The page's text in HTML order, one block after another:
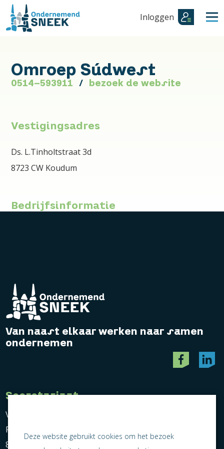
Inloggen
Omroep Súdwest
0514-593911 bezoek de website
Vestigingsadres
Ds. L.Tinholtstraat 3d
8723 CW Koudum
Bedrijfsinformatie
Van naast elkaar werken naar samen
ondernemen
Secretariaat
Vereniging Ondernemend Sneek
Postbus 464
8600 AL Sneek
Deze website gebruikt cookies om het bezoek